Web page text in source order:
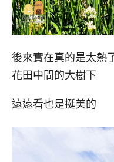
後來實在真的是太熱
花田中間的大樹下
遠遠看也是挺美的